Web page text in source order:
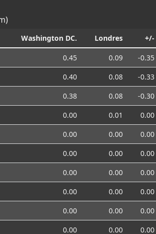
Washington DC. Londres +/-
0.45 0.09
-0.35
0.40 0.08
-0.33
0.38 0.08
-0.30
0.00 0.01
0.00
0.00 0.00
0.00
0.00 0.00
0.00
0.00 0.00
0.00
0.00 0.00
0.00
0.00 0.00
0.00
0.00 0.00 0.00